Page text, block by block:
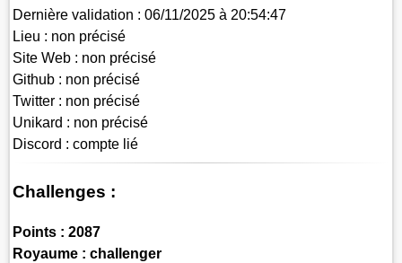
Dernière validation : 06/11/2025 à 20:54:47
Lieu : non précisé
Site Web : non précisé
Github : non précisé
Twitter : non précisé
Unikard : non précisé
Discord : compte lié
Challenges :
Points : 2087
Royaume : challenger